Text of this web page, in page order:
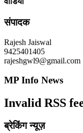
संपादक
Rajesh Jaiswal
9425401405
rajeshgwl9@gmail.com
MP Info News
Invalid RSS
ब्रेकिंग न्यूज़